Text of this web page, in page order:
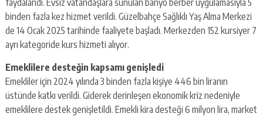
faydalandı. Evsiz vatandaşlara sunulan banyo berber uygulamasıyla 5
binden fazla kez hizmet verildi. Güzelbahçe Sağlıklı Yaş Alma Merkezi
de 14 Ocak 2025 tarihinde faaliyete başladı. Merkezden 152 kursiyer 7
ayrı kategoride kurs hizmeti alıyor.
Emeklilere desteğin kapsamı genişledi
Emekliler için 2024 yılında 3 binden fazla kişiye 446 bin liranın
üstünde katkı verildi. Giderek derinleşen ekonomik kriz nedeniyle
emeklilere destek genişletildi. Emekli kira desteği 6 milyon lira, market